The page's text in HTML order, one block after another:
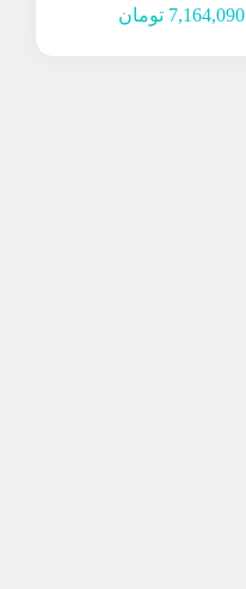
7,164,090 تومان